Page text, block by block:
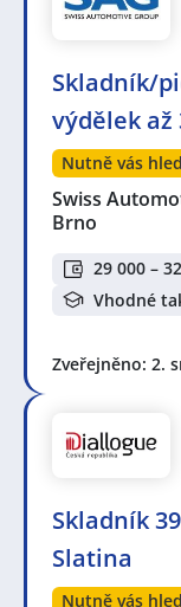
Skladník/
výdělek až
Nutně vás
Swiss
Brno
29 000 –
Vhodné
Zveřejněno: 2.
Skladník
Slatina
Nutně vás